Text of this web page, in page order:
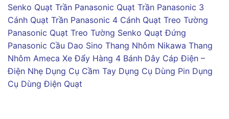
Senko Quạt Trần Panasonic Quạt Trần Panasonic 3
Cánh Quạt Trần Panasonic 4 Cánh Quạt Treo Tường
Panasonic Quạt Treo Tường Senko Quạt Đứng
Panasonic Cầu Dao Sino Thang Nhôm Nikawa Thang
Nhôm Ameca Xe Đẩy Hàng 4 Bánh Dây Cáp Điện –
Điện Nhẹ Dụng Cụ Cầm Tay Dụng Cụ Dùng Pin Dụng
Cụ Dùng Điện Quạt